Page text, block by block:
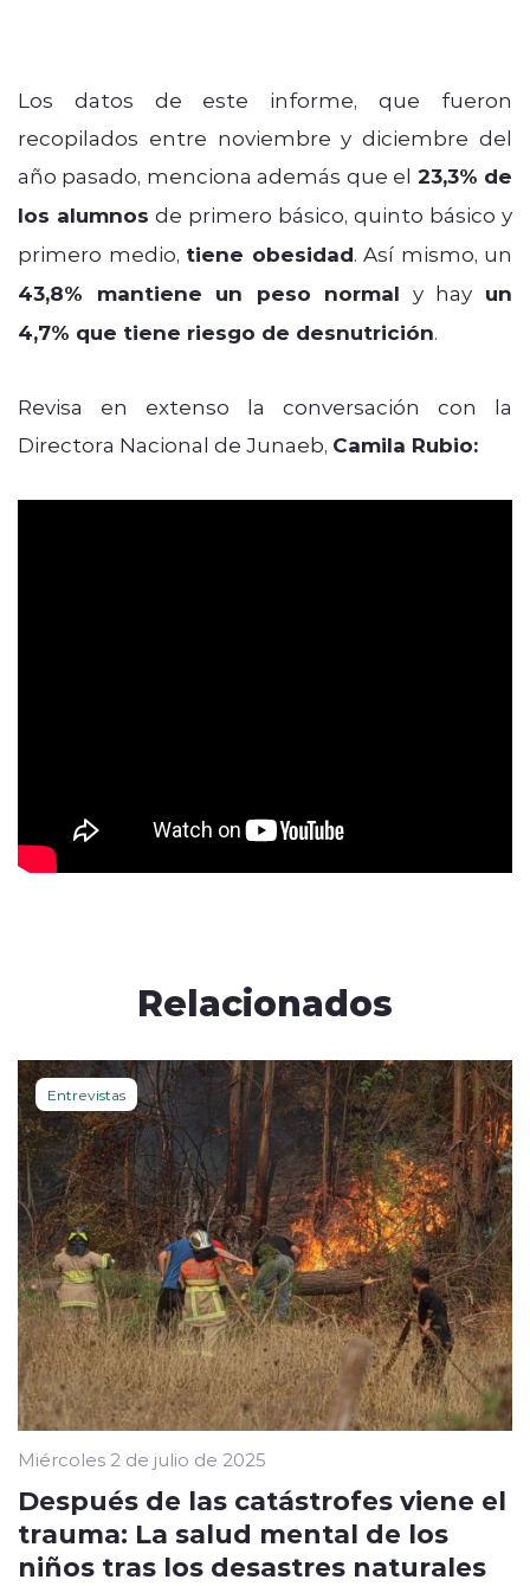
Los datos de este informe, que fueron
recopilados entre noviembre y diciembre del
año pasado, menciona además que el 23,3% de
los alumnos de primero básico, quinto básico y
primero medio, tiene obesidad. Así mismo, un
43,8% mantiene un peso normal y hay un
4,7% que tiene riesgo de desnutrición.
Revisa en extenso la conversación con la
Directora Nacional de Junaeb, Camila Rubio:
Relacionados
Entrevistas
Miércoles 2 de julio de 2025
Después de las catástrofes viene el
trauma: La salud mental de los
niños tras los desastres naturales